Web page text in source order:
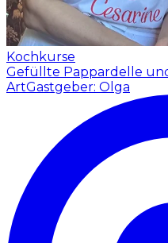
Kochkurse
Gefüllte Pappardelle
ArtGastgeber: Olga